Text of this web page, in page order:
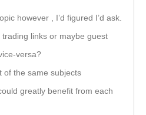
however , I’d figured I’d ask.
links or maybe guest
versa?
of the same subjects
greatly benefit from each